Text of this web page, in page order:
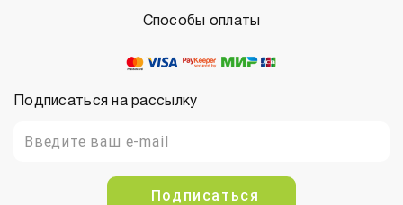
Подписаться на рассылку
Подписаться
Способы оплаты